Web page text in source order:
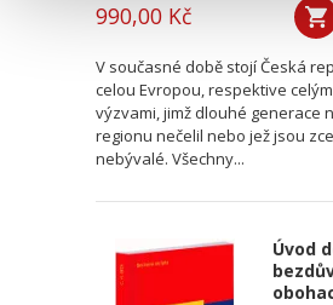
990,00 Kč
V současné době stojí Česká
celou Evropou, respektive
výzvami, jimž dlouhé generace
regionu nečelil nebo jež jsou
nebývalé. Všechny...
Úvod